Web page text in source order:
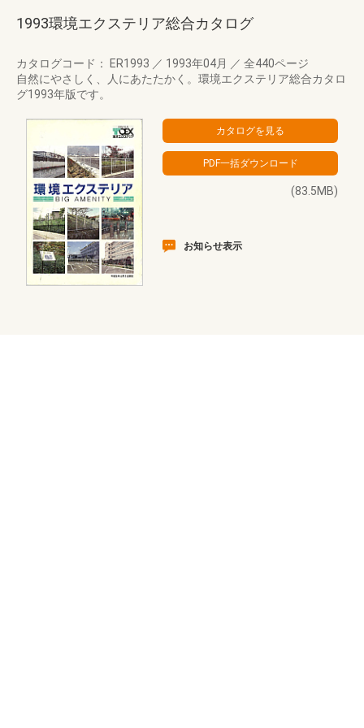
1993環境エクステリア総合カタログ
カタログコード： ER1993 ／ 1993年04月 ／ 全440ページ
自然にやさしく、人にあたたかく。環境エクステリア総合カタロ
グ1993年版です。
(83.5MB)
お知らせ表示